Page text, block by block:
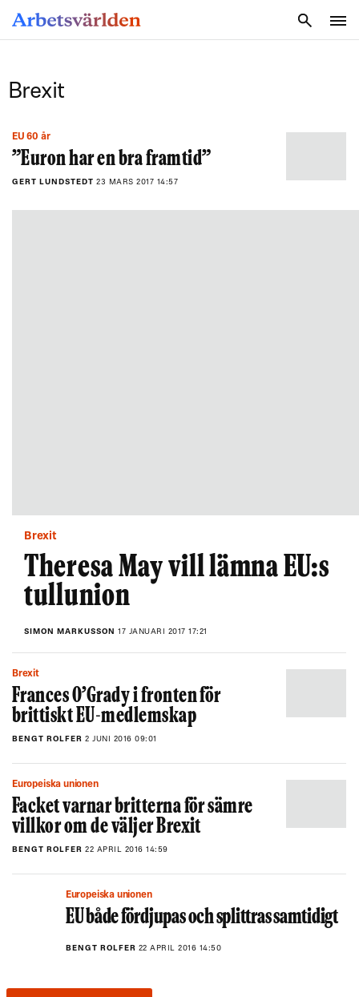
Brexit
EU 60 år
”Euron har en bra framtid”
GERT LUNDSTEDT 23 MARS 2017 14:57
Brexit
Theresa May vill lämna EU:s
tullunion
SIMON MARKUSSON 17 JANUARI 2017 17:21
Brexit
Frances O’Grady i fronten för
brittiskt EU-medlemskap
BENGT ROLFER 2 JUNI 2016 09:01
Europeiska unionen
Facket varnar britterna för sämre
villkor om de väljer Brexit
BENGT ROLFER 22 APRIL 2016 14:59
Europeiska unionen
EU både fördjupas och splittras samtidigt
BENGT ROLFER 22 APRIL 2016 14:50